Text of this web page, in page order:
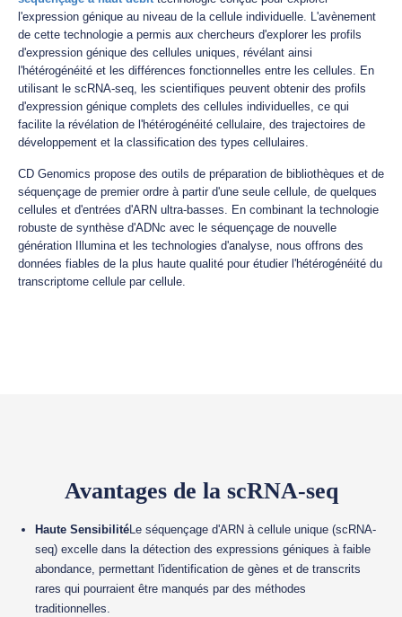
l'expression génique au niveau de la cellule individuelle. L'avènement
de cette technologie a permis aux chercheurs d'explorer les profils
d'expression génique des cellules uniques, révélant ainsi
l'hétérogénéité et les différences fonctionnelles entre les cellules. En
utilisant le scRNA-seq, les scientifiques peuvent obtenir des profils
d'expression génique complets des cellules individuelles, ce qui
facilite la révélation de l'hétérogénéité cellulaire, des trajectoires de
développement et la classification des types cellulaires.
CD Genomics propose des outils de préparation de bibliothèques et de
séquençage de premier ordre à partir d'une seule cellule, de quelques
cellules et d'entrées d'ARN ultra-basses. En combinant la technologie
robuste de synthèse d'ADNc avec le séquençage de nouvelle
génération Illumina et les technologies d'analyse, nous offrons des
données fiables de la plus haute qualité pour étudier l'hétérogénéité du
transcriptome cellule par cellule.
Avantages de la scRNA-seq
Haute SensibilitéLe séquençage d'ARN à cellule unique (scRNA-
seq) excelle dans la détection des expressions géniques à faible
abondance, permettant l'identification de gènes et de transcrits
rares qui pourraient être manqués par des méthodes
traditionnelles.